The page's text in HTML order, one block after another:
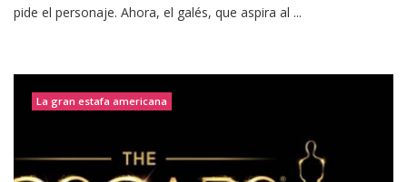
pide el personaje. Ahora, el galés, que aspira al ...
La gran estafa americana